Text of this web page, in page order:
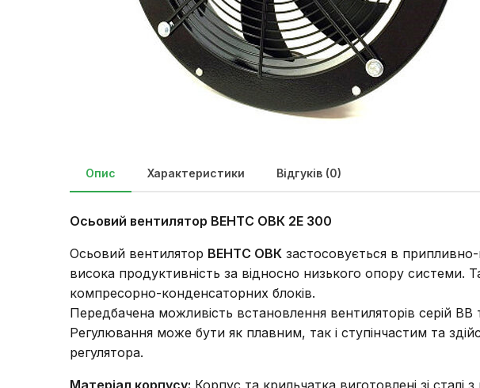
Опис Характеристики Відгуків (0)
Осьовий вентилятор ВЕНТС ОВК 2Е 300
Осьовий вентилятор ВЕНТС ОВК застосовується в
висока продуктивність за відносно низького опору
компресорно-конденсаторних блоків.
Передбачена можливість встановлення вентиляторів серій ВВ
Регулювання може бути як плавним, так і ступінчастим та
регулятора.
Матеріал корпусу: Корпус та крильчатка виготовлені зі сталі